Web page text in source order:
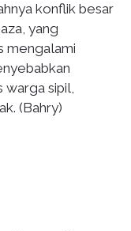
konflik besar
yang
mengalami
warga sipil,
(Bahry)